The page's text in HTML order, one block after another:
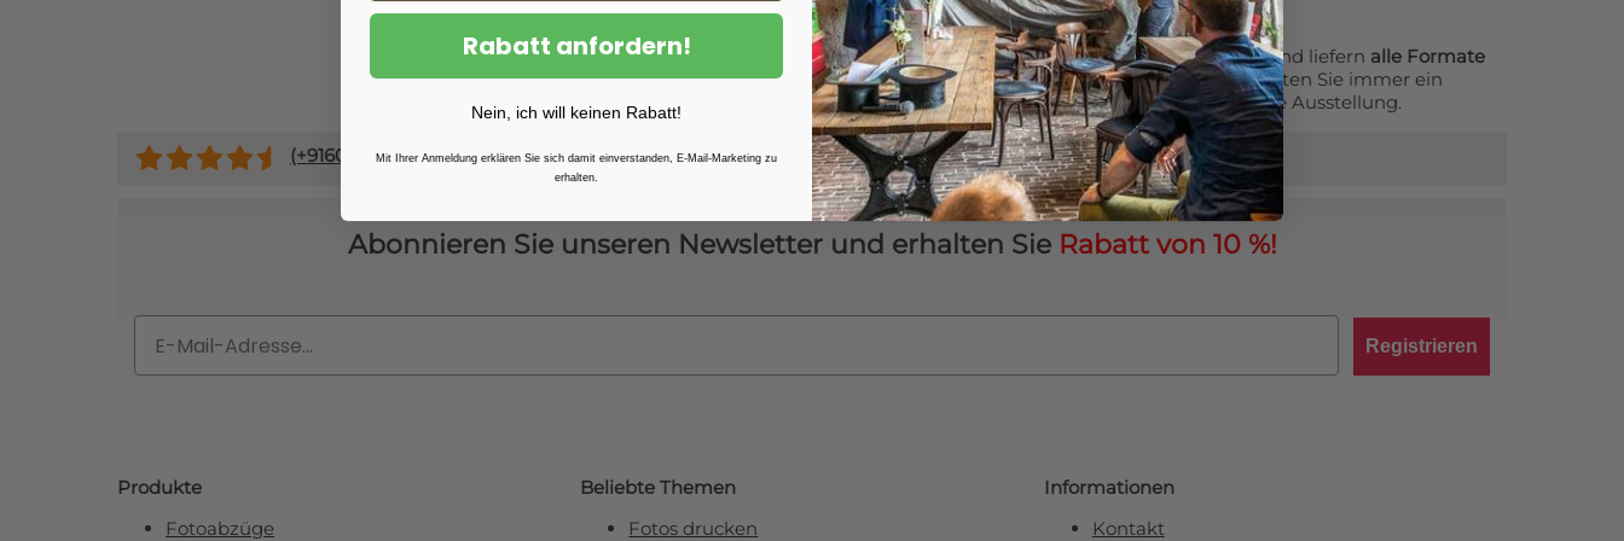
Alle Formate verfügbar
Seit fast 20 Jahren sind wir als Fotoservice aktiv und liefern alle Formate
– von kleinen Postern bis zu XXL-Größen. So erhalten Sie immer ein
passgenaues Fotoposterfür Ihr Zuhause oder Ihre Ausstellung.
(+9160
Abonnieren Sie unseren Newsletter und erhalten Sie Rabatt von 10 %!
Registrieren
Produkte
Fotoabzüge
Beliebte Themen
Fotos drucken
Informationen
Kontakt
Rabatt anfordern!
Nein, ich will keinen Rabatt!
Mit Ihrer Anmeldung erklären Sie sich damit einverstanden, E-Mail-Marketing zu
erhalten.